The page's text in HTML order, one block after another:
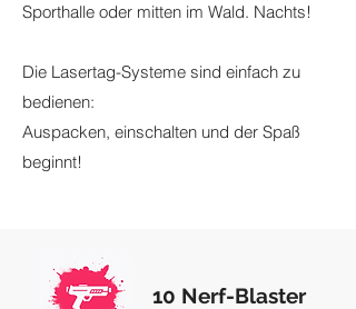
Sporthalle oder mitten im Wald. Nachts!
Die Lasertag-Systeme sind einfach zu
bedienen:
Auspacken, einschalten und der Spaß
beginnt!​
10 Nerf-Blaster